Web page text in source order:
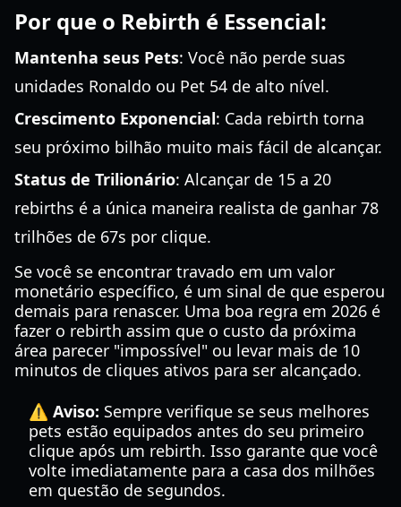
Por que o Rebirth é Essencial:
Mantenha seus Pets: Você não perde suas
unidades Ronaldo ou Pet 54 de alto nível.
Crescimento Exponencial: Cada rebirth torna
seu próximo bilhão muito mais fácil de alcançar.
Status de Trilionário: Alcançar de 15 a 20
rebirths é a única maneira realista de ganhar 78
trilhões de 67s por clique.
Se você se encontrar travado em um valor
monetário específico, é um sinal de que esperou
demais para renascer. Uma boa regra em 2026 é
fazer o rebirth assim que o custo da próxima
área parecer "impossível" ou levar mais de 10
minutos de cliques ativos para ser alcançado.
⚠️ Aviso: Sempre verifique se seus melhores
pets estão equipados antes do seu primeiro
clique após um rebirth. Isso garante que você
volte imediatamente para a casa dos milhões
em questão de segundos.